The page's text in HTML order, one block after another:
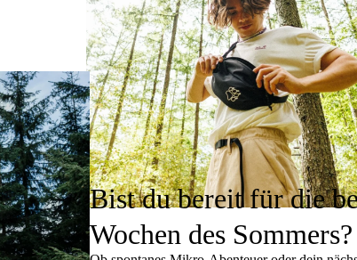
Bist du bereit für die
Wochen des Sommers?